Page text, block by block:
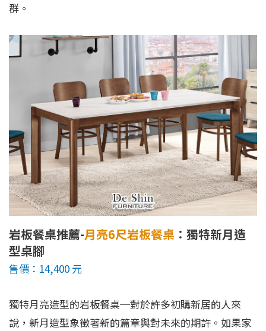
群。
岩板餐桌推薦-月亮6尺岩板餐桌 ：獨特新月造
型桌腳
售價：14,400 元
獨特月亮造型的岩板餐桌─對於許多初購新居的人來
說，新月造型象徵著新的篇章與對未來的期許。如果家